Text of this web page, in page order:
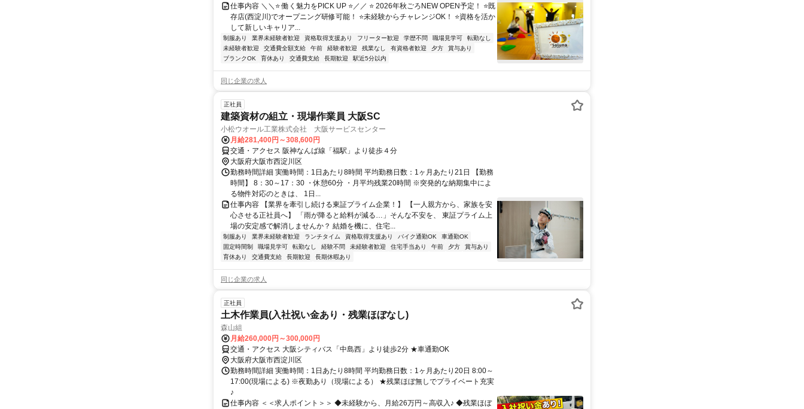
仕事内容 ＼＼⭐ 働く魅力をPICK UP ⭐／／ ⭐ 2026年秋ごろNEW OPEN予定！ ⭐既
存店(西淀川)でオープニング研修可能！ ⭐未経験からチャレンジOK！ ⭐資格を活か
して新しいキャリア...
制服あり 業界未経験者歓迎 資格取得支援あり フリーター歓迎 学歴不問 職場見学可
転勤なし
未経験者歓迎
交通費全額支給 午前 経験者歓迎 残業なし 有資格者歓迎 夕方
賞与あり
ブランクOK
育休あり 交通費支給 長期歓迎 駅近5分以内
同じ企業の求人
正社員
建築資材の組立・現場作業員 大阪SC
小松ウオール工業株式会社 大阪サービスセンター
月給281,400円～308,600円
交通・アクセス 阪神なんば線「福駅」より徒歩４分
大阪府大阪市西淀川区
勤務時間詳細 実働時間：1日あたり8時間 平均勤務日数：1ヶ月あたり21日 【勤務
時間】 8：30～17：30 ・休憩60分 ・月平均残業20時間 ※突発的な納期集中によ
る物件対応のときは、 1日...
仕事内容 【業界を牽引し続ける東証プライム企業！】 【一人親方から、家族を安
心させる正社員へ】 「雨が降ると給料が減る…」そんな不安を、 東証プライム上
場の安定感で解消しませんか？ 結婚を機に、住宅...
制服あり 業界未経験者歓迎 ランチタイム 資格取得支援あり バイク通勤OK
車通勤OK
固定時間制
職場見学可 転勤なし 経験不問 未経験者歓迎 住宅手当あり 午前 夕方
賞与あり
育休あり
交通費支給 長期歓迎 長期休暇あり
同じ企業の求人
正社員
土木作業員(入社祝い金あり・残業ほぼなし)
森山組
月給260,000円～300,000円
交通・アクセス 大阪シティバス「中島西」より徒歩2分 ★車通勤OK
大阪府大阪市西淀川区
勤務時間詳細 実働時間：1日あたり8時間 平均勤務日数：1ヶ月あたり20日 8:00～
17:00(現場による) ※夜勤あり（現場による） ★残業ほぼ無しでプライベート充実
♪
仕事内容 ＜＜求人ポイント＞＞ ◆未経験から、月給26万円～高収入♪ ◆残業ほぼ